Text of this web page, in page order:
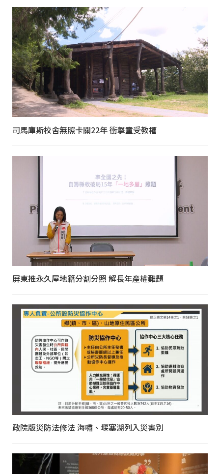
司馬庫斯校舍無照卡關22年 衝擊童受教權
屏東推永久屋地籍分割分照 解長年產權難題
政院版災防法修法 海嘯、堰塞湖列入災害別